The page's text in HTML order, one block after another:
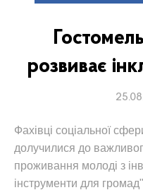
розвиває
Фахівці соціальної
долучилися до
проживання молоді з
інструменти для